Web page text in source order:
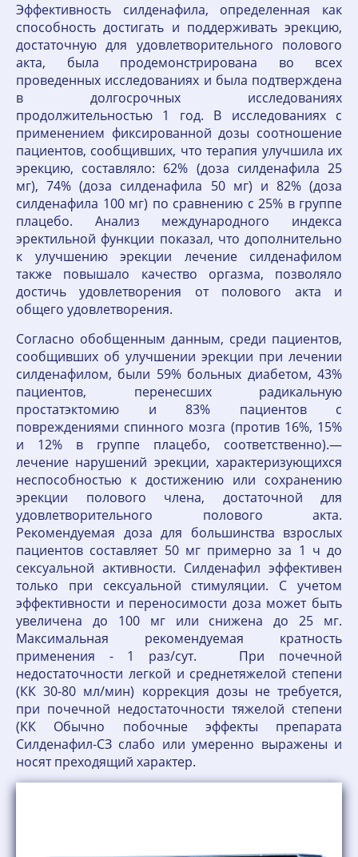
Эффективность силденафила, определенная как
способность достигать и поддерживать эрекцию,
достаточную для удовлетворительного полового
акта, была продемонстрирована во всех
проведенных исследованиях и была подтверждена
в долгосрочных исследованиях
продолжительностью 1 год. В исследованиях с
применением фиксированной дозы соотношение
пациентов, сообщивших, что терапия улучшила их
эрекцию, составляло: 62% (доза силденафила 25
мг), 74% (доза силденафила 50 мг) и 82% (доза
силденафила 100 мг) по сравнению с 25% в группе
плацебо. Анализ международного индекса
эректильной функции показал, что дополнительно
к улучшению эрекции лечение силденафилом
также повышало качество оргазма, позволяло
достичь удовлетворения от полового акта и
общего удовлетворения.
Согласно обобщенным данным, среди пациентов,
сообщивших об улучшении эрекции при лечении
силденафилом, были 59% больных диабетом, 43%
пациентов, перенесших радикальную
простатэктомию и 83% пациентов с
повреждениями спинного мозга (против 16%, 15%
и 12% в группе плацебо, соответственно).—
лечение нарушений эрекции, характеризующихся
неспособностью к достижению или сохранению
эрекции полового члена, достаточной для
удовлетворительного полового акта.
Рекомендуемая доза для большинства взрослых
пациентов составляет 50 мг примерно за 1 ч до
сексуальной активности. Силденафил эффективен
только при сексуальной стимуляции. С учетом
эффективности и переносимости доза может быть
увеличена до 100 мг или снижена до 25 мг.
Максимальная рекомендуемая кратность
применения - 1 раз/сут. При почечной
недостаточности легкой и среднетяжелой степени
(КК 30-80 мл/мин) коррекция дозы не требуется,
при почечной недостаточности тяжелой степени
(КК Обычно побочные эффекты препарата
Силденафил-СЗ слабо или умеренно выражены и
носят преходящий характер.